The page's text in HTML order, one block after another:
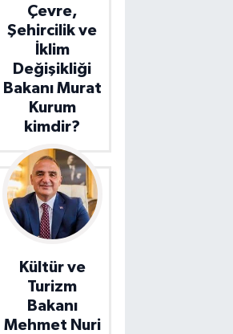
Çevre,
Şehircilik ve
İklim
Değişikliği
Bakanı Murat
Kurum
kimdir?
Kültür ve
Turizm
Bakanı
Mehmet Nuri